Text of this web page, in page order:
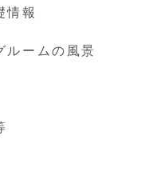
情報
ルームの風景